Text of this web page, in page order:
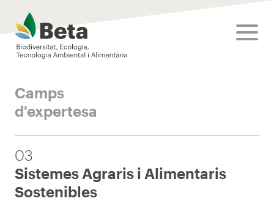
Beta Tech Center
Camps
d'expertesa
03
Sistemes Agraris i Alimentaris
Sostenibles